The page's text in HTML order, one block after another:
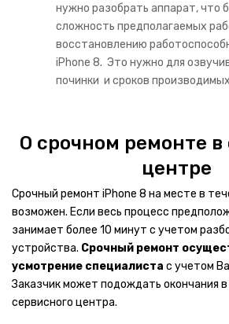
Цифровая техника
ВИДЕОТЕХНИКА
LCD телевизоры
Тюнеры телевизора
Плазменные телевизоры
LG
нужно разобрать аппарат, что
сложность предполагаемых
восстановлению
iPhone 8. Это нужно для
починки и сроков
О срочном ремонте в
центре
Срочный ремонт iPhone 8 на месте в
возможен. Если весь процесс
занимает более 10 минут с учетом
устройства. Срочный ремонт
усмотрение специалиста с учетом
Заказчик может подождать окончания
сервисного центра.